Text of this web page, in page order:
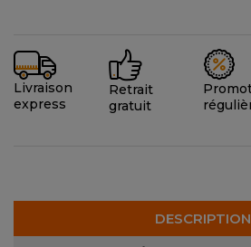
Livraison
express
Retrait
gratuit
DESCRIPTION